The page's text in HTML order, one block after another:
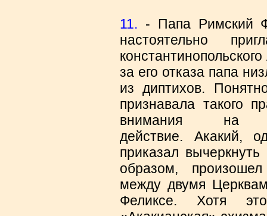
11. - Папа Римский
настоятельно
за его отказа папа
из диптихов.
признавала такого
внимания на
действие. Акакий,
приказал
образом,
между двумя
Феликсе. Хотя